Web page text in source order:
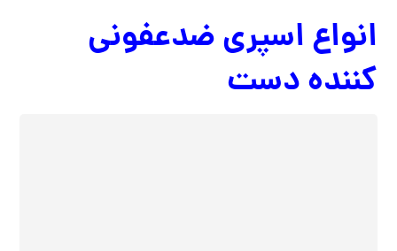
انواع اسپری ضدعفونی
کننده دست